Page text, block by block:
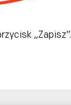
„Zapisz”.